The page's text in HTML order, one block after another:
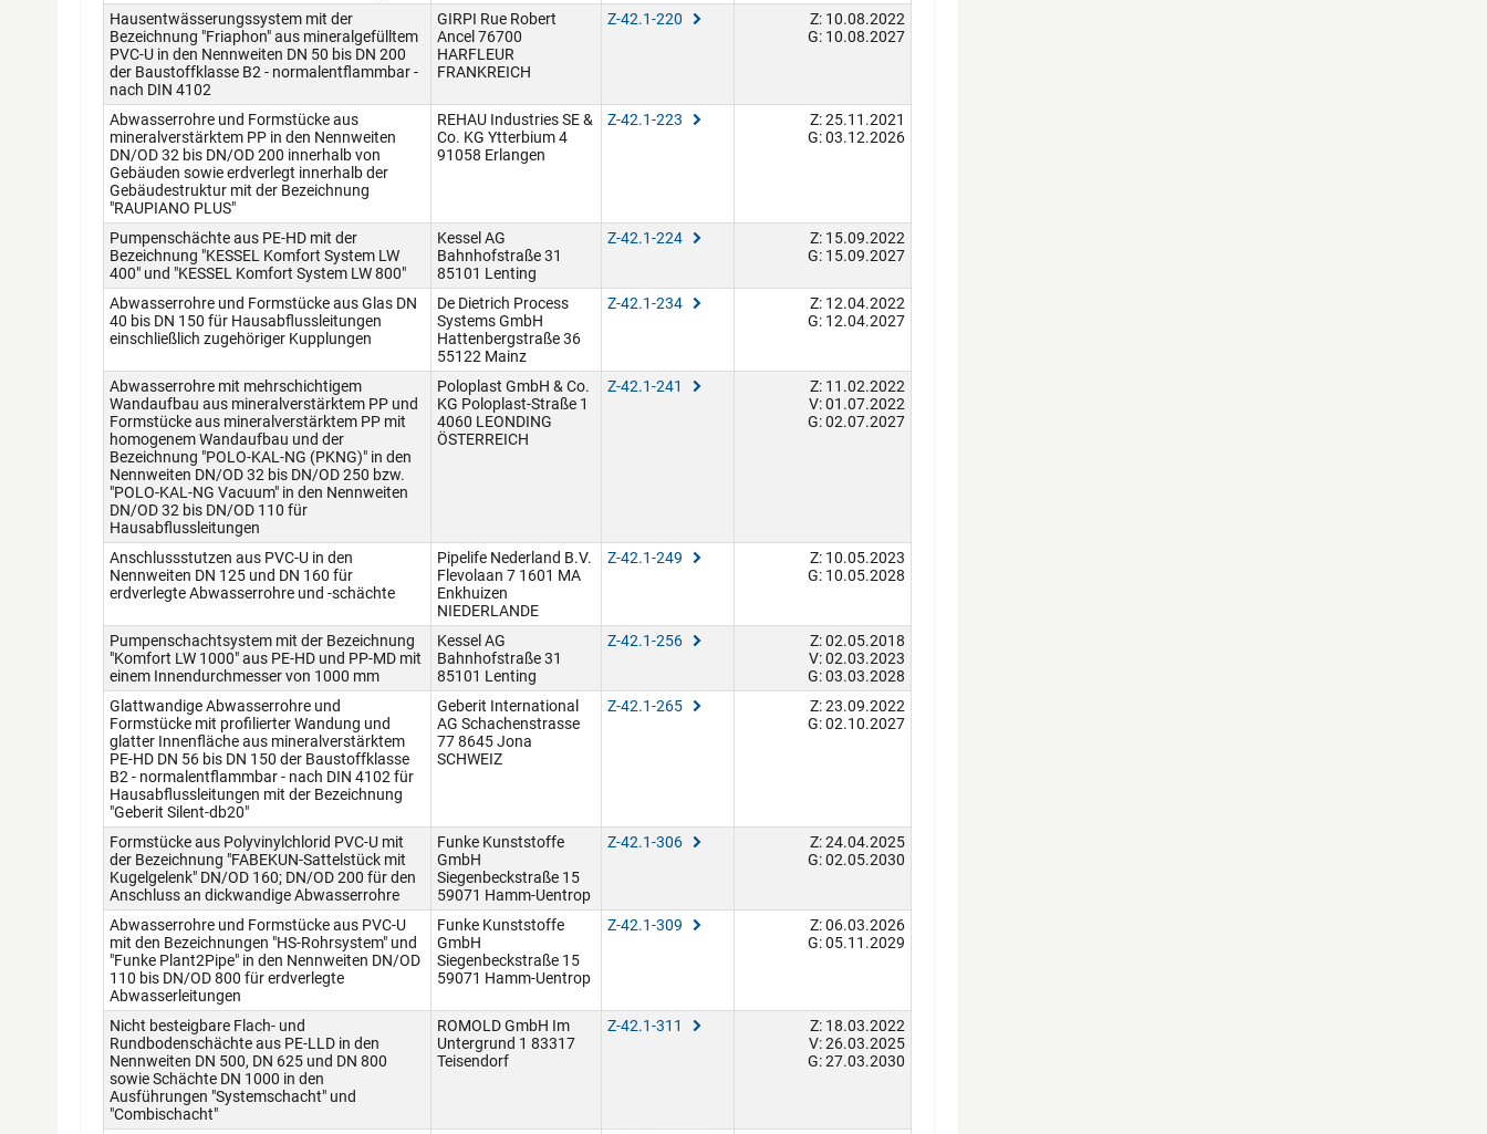
Hausentwässerungssystem mit der
Bezeichnung "Friaphon" aus mineralgefülltem
PVC-U in den Nennweiten DN 50 bis DN 200
der Baustoffklasse B2 - normalentflammbar -
nach DIN 4102
GIRPI Rue Robert
Ancel 76700
HARFLEUR
FRANKREICH
Z-42.1-220
Z: 10.08.2022
G: 10.08.2027
Abwasserrohre und Formstücke aus
mineralverstärktem PP in den Nennweiten
DN/OD 32 bis DN/OD 200 innerhalb von
Gebäuden sowie erdverlegt innerhalb der
Gebäudestruktur mit der Bezeichnung
"RAUPIANO PLUS"
REHAU Industries SE &
Co. KG Ytterbium 4
91058 Erlangen
Z-42.1-223
Z: 25.11.2021
G: 03.12.2026
Pumpenschächte aus PE-HD mit der
Bezeichnung "KESSEL Komfort System LW
400" und "KESSEL Komfort System LW 800"
Kessel AG
Bahnhofstraße 31
85101 Lenting
Z-42.1-224
Z: 15.09.2022
G: 15.09.2027
Abwasserrohre und Formstücke aus Glas DN
40 bis DN 150 für Hausabflussleitungen
einschließlich zugehöriger Kupplungen
De Dietrich Process
Systems GmbH
Hattenbergstraße 36
55122 Mainz
Z-42.1-234
Z: 12.04.2022
G: 12.04.2027
Abwasserrohre mit mehrschichtigem
Wandaufbau aus mineralverstärktem PP und
Formstücke aus mineralverstärktem PP mit
homogenem Wandaufbau und der
Bezeichnung "POLO-KAL-NG (PKNG)" in den
Nennweiten DN/OD 32 bis DN/OD 250 bzw.
"POLO-KAL-NG Vacuum" in den Nennweiten
DN/OD 32 bis DN/OD 110 für
Hausabflussleitungen
Poloplast GmbH & Co.
KG Poloplast-Straße 1
4060 LEONDING
ÖSTERREICH
Z-42.1-241
Z: 11.02.2022
V: 01.07.2022
G: 02.07.2027
Anschlussstutzen aus PVC-U in den
Nennweiten DN 125 und DN 160 für
erdverlegte Abwasserrohre und -schächte
Pipelife Nederland B.V.
Flevolaan 7 1601 MA
Enkhuizen
NIEDERLANDE
Z-42.1-249
Z: 10.05.2023
G: 10.05.2028
Pumpenschachtsystem mit der Bezeichnung
"Komfort LW 1000" aus PE-HD und PP-MD mit
einem Innendurchmesser von 1000 mm
Kessel AG
Bahnhofstraße 31
85101 Lenting
Z-42.1-256
Z: 02.05.2018
V: 02.03.2023
G: 03.03.2028
Glattwandige Abwasserrohre und
Formstücke mit profilierter Wandung und
glatter Innenfläche aus mineralverstärktem
PE-HD DN 56 bis DN 150 der Baustoffklasse
B2 - normalentflammbar - nach DIN 4102 für
Hausabflussleitungen mit der Bezeichnung
"Geberit Silent-db20"
Geberit International
AG Schachenstrasse
77 8645 Jona
SCHWEIZ
Z-42.1-265
Z: 23.09.2022
G: 02.10.2027
Formstücke aus Polyvinylchlorid PVC-U mit
der Bezeichnung "FABEKUN-Sattelstück mit
Kugelgelenk" DN/OD 160; DN/OD 200 für den
Anschluss an dickwandige Abwasserrohre
Funke Kunststoffe
GmbH
Siegenbeckstraße 15
59071 Hamm-Uentrop
Z-42.1-306
Z: 24.04.2025
G: 02.05.2030
Abwasserrohre und Formstücke aus PVC-U
mit den Bezeichnungen "HS-Rohrsystem" und
"Funke Plant2Pipe" in den Nennweiten DN/OD
110 bis DN/OD 800 für erdverlegte
Abwasserleitungen
Funke Kunststoffe
GmbH
Siegenbeckstraße 15
59071 Hamm-Uentrop
Z-42.1-309
Z: 06.03.2026
G: 05.11.2029
Nicht besteigbare Flach- und
Rundbodenschächte aus PE-LLD in den
Nennweiten DN 500, DN 625 und DN 800
sowie Schächte DN 1000 in den
Ausführungen "Systemschacht" und
"Combischacht"
ROMOLD GmbH Im
Untergrund 1 83317
Teisendorf
Z-42.1-311
Z: 18.03.2022
V: 26.03.2025
G: 27.03.2030